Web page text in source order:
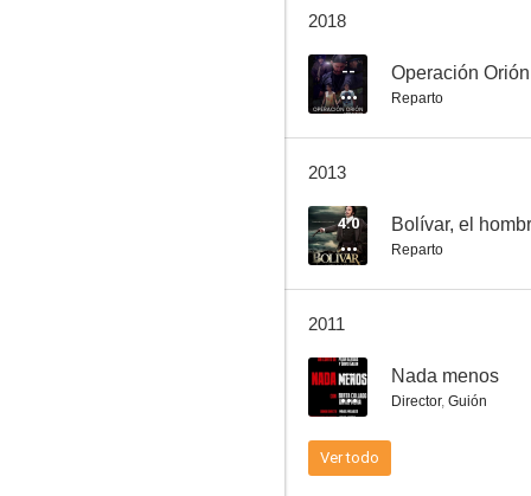
2018
-- Operación Orión
Reparto
2013
4.0 Bolívar, el
Reparto
2011
-- Nada menos
Director, Guión
Ver todo